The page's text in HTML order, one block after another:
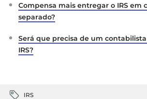
Compensa mais entregar o IRS em
separado?
Será que precisa de um
IRS?
IRS